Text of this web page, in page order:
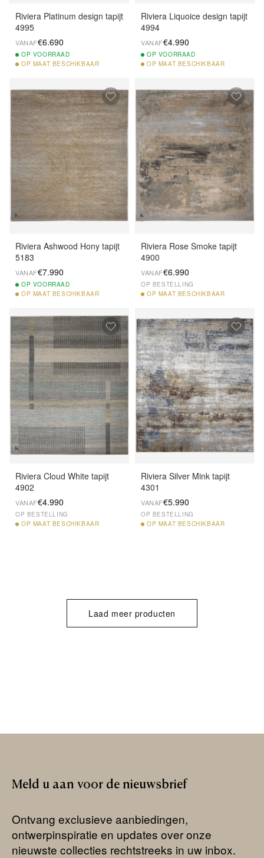
Riviera Platinum design tapijt
4995
VANAF€6.690
OP VOORRAAD
OP MAAT BESCHIKBAAR
Riviera Liquoice design tapijt
4994
VANAF€4.990
OP VOORRAAD
OP MAAT BESCHIKBAAR
Riviera Ashwood Hony tapijt
5183
VANAF€7.990
OP VOORRAAD
OP MAAT BESCHIKBAAR
Riviera Rose Smoke tapijt
4900
VANAF€6.990
OP BESTELLING
OP MAAT BESCHIKBAAR
Riviera Cloud White tapijt
4902
VANAF€4.990
OP BESTELLING
OP MAAT BESCHIKBAAR
Riviera Silver Mink tapijt
4301
VANAF€5.990
OP BESTELLING
OP MAAT BESCHIKBAAR
Laad meer producten
Meld u aan voor de nieuwsbrief
Ontvang exclusieve aanbiedingen,
ontwerpinspiratie en updates over onze
nieuwste collecties rechtstreeks in uw inbox.